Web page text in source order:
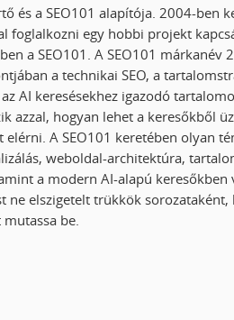
és a SEO101 alapítója. 2004-ben
foglalkozni egy hobbi projekt
a SEO101. A SEO101 márkanév
a technikai SEO, a
AI keresésekhez igazodó
azzal, hogyan lehet a keresőkből
elérni. A SEO101 keretében olyan
weboldal-architektúra,
a modern AI-alapú keresőkben
ne elszigetelt trükkök
be.